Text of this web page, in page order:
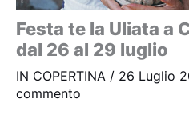
Festa te la Uliata a
dal 26 al 29 luglio
IN COPERTINA / 26 Luglio
commento